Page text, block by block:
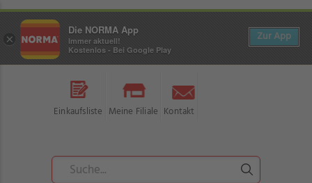
Einkaufsliste Meine Filiale Kontakt
×
Die NORMA App
Immer aktuell!
Kostenlos - Bei Google Play
Zur App